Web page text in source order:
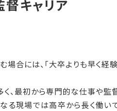
キャリア
合には、「大卒よりも早く経
、最初から専門的な仕事や監
る現場では高卒から長く働い